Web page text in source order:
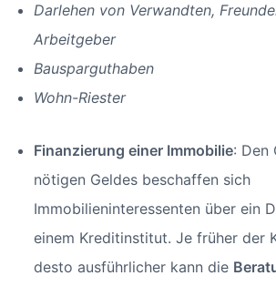
Darlehen von Verwandten,
Arbeitgeber
Bausparguthaben
Wohn-Riester
Finanzierung einer Immobilie: Den
nötigen Geldes beschaffen sich
Immobilieninteressenten über ein
einem Kreditinstitut. Je früher der
desto ausführlicher kann die